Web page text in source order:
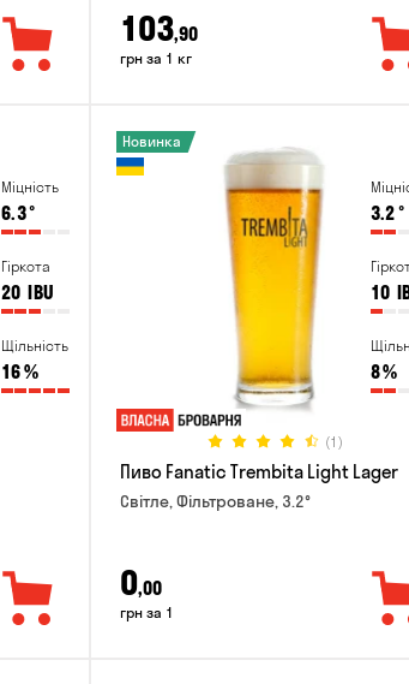
103,90
грн за 1 кг
Міцність
6.3°
Гіркота
20 IBU
Щільність
16%
3.2°
10
8%
(1)
Новинка
Пиво Fanatic Trembita Light Lager
Світле, Фільтроване, 3.2°
0,00
грн за 1